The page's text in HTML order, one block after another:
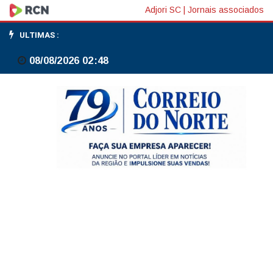
Profissionais
de
saúde
vencem
desafios
vacinação
Adjori SC Jornais associados
ULTIMAS :
08/08/2026 02:48